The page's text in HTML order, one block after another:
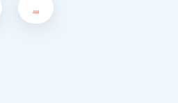
...